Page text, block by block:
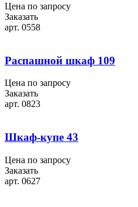
Цена по запросу
Заказать
арт. 0558
Распашной шкаф 109
Цена по запросу
Заказать
арт. 0823
Шкаф-купе 43
Цена по запросу
Заказать
арт. 0627